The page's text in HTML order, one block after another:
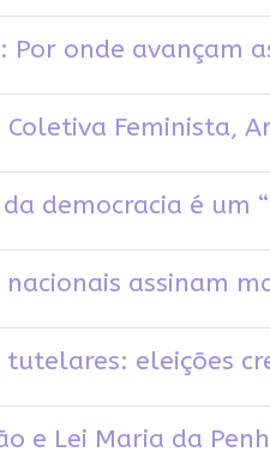
Por onde avançam
Coletiva Feminista,
democracia é um
nacionais assinam
tutelares: eleições
e Lei Maria da